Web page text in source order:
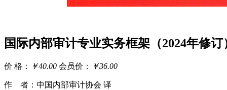
国际内部审计专业实务框架（2024年修订
价 格： ￥40.00 会员价： ￥36.00
作 者：中国内部审计协会 译